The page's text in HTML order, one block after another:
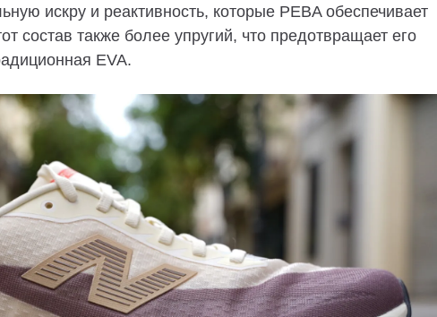
искру и реактивность, которые PEBA обеспечивает
состав также более упругий, что предотвращает его
EVA.